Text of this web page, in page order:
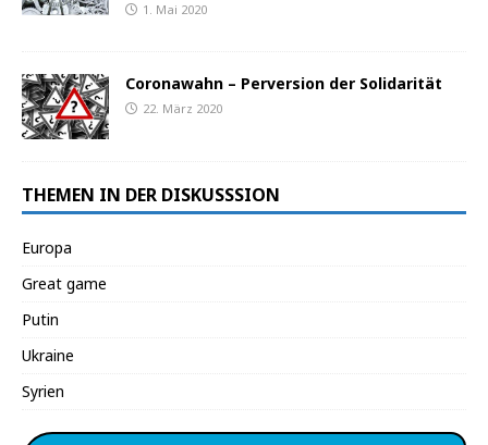
1. Mai 2020
Coronawahn – Perversion der Solidarität
22. März 2020
THEMEN IN DER DISKUSSSION
Europa
Great game
Putin
Ukraine
Syrien